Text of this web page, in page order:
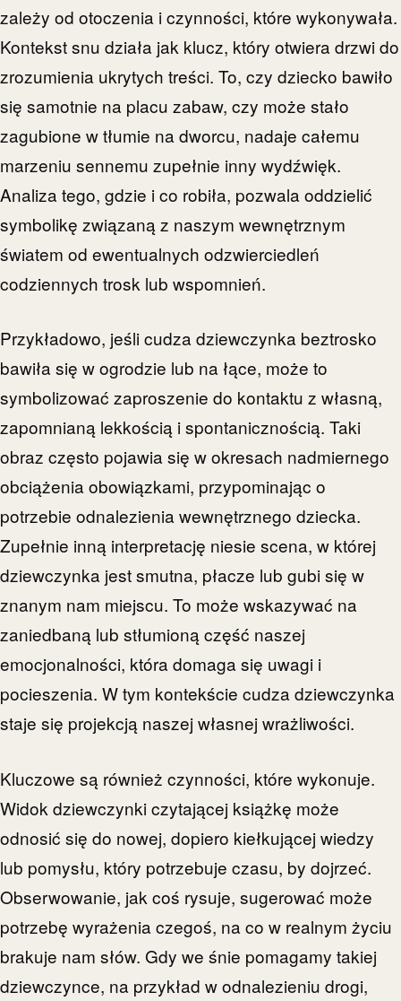
zależy od otoczenia i czynności, które wykonywała.
Kontekst snu działa jak klucz, który otwiera drzwi do
zrozumienia ukrytych treści. To, czy dziecko bawiło
się samotnie na placu zabaw, czy może stało
zagubione w tłumie na dworcu, nadaje całemu
marzeniu sennemu zupełnie inny wydźwięk.
Analiza tego, gdzie i co robiła, pozwala oddzielić
symbolikę związaną z naszym wewnętrznym
światem od ewentualnych odzwierciedleń
codziennych trosk lub wspomnień.
Przykładowo, jeśli cudza dziewczynka beztrosko
bawiła się w ogrodzie lub na łące, może to
symbolizować zaproszenie do kontaktu z własną,
zapomnianą lekkością i spontanicznością. Taki
obraz często pojawia się w okresach nadmiernego
obciążenia obowiązkami, przypominając o
potrzebie odnalezienia wewnętrznego dziecka.
Zupełnie inną interpretację niesie scena, w której
dziewczynka jest smutna, płacze lub gubi się w
znanym nam miejscu. To może wskazywać na
zaniedbaną lub stłumioną część naszej
emocjonalności, która domaga się uwagi i
pocieszenia. W tym kontekście cudza dziewczynka
staje się projekcją naszej własnej wrażliwości.
Kluczowe są również czynności, które wykonuje.
Widok dziewczynki czytającej książkę może
odnosić się do nowej, dopiero kiełkującej wiedzy
lub pomysłu, który potrzebuje czasu, by dojrzeć.
Obserwowanie, jak coś rysuje, sugerować może
potrzebę wyrażenia czegoś, na co w realnym życiu
brakuje nam słów. Gdy we śnie pomagamy takiej
dziewczynce, na przykład w odnalezieniu drogi,